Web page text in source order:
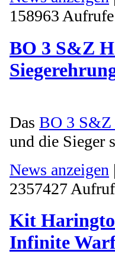
158963 Aufrufe
BO 3 S&Z
Das BO 3 S&Z
und die Sieger
News anzeigen
2357427
Kit
Infinite